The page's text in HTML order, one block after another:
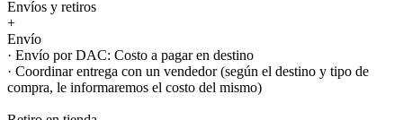
Envíos y retiros
+
Envío
· Envío por DAC: Costo a pagar en destino
· Coordinar entrega con un vendedor (según el destino y tipo de
compra, le informaremos el costo del mismo)